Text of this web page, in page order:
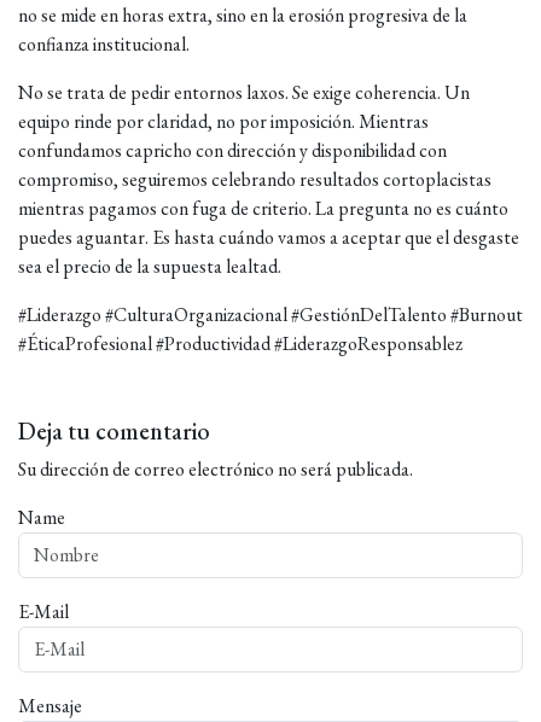
no se mide en horas extra, sino en la erosión progresiva de la
confianza institucional.
No se trata de pedir entornos laxos. Se exige coherencia. Un
equipo rinde por claridad, no por imposición. Mientras
confundamos capricho con dirección y disponibilidad con
compromiso, seguiremos celebrando resultados cortoplacistas
mientras pagamos con fuga de criterio. La pregunta no es cuánto
puedes aguantar. Es hasta cuándo vamos a aceptar que el desgaste
sea el precio de la supuesta lealtad.
#Liderazgo #CulturaOrganizacional #GestiónDelTalento #Burnout
#ÉticaProfesional #Productividad #LiderazgoResponsablez
Deja tu comentario
Su dirección de correo electrónico no será publicada.
Name
E-Mail
Mensaje